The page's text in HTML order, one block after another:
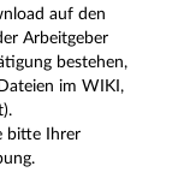
auf den
Arbeitgeber
bestehen,
im WIKI,
bitte Ihrer